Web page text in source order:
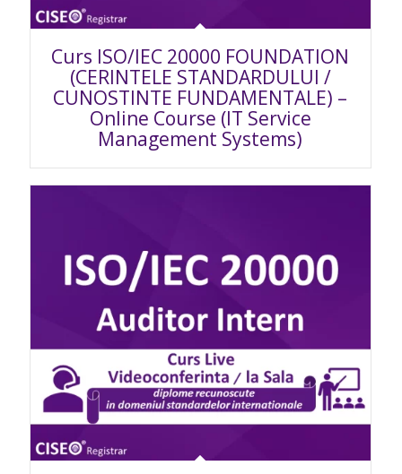
Curs ISO/IEC 20000 FOUNDATION
(CERINTELE STANDARDULUI /
CUNOSTINTE FUNDAMENTALE) –
Online Course (IT Service
Management Systems)